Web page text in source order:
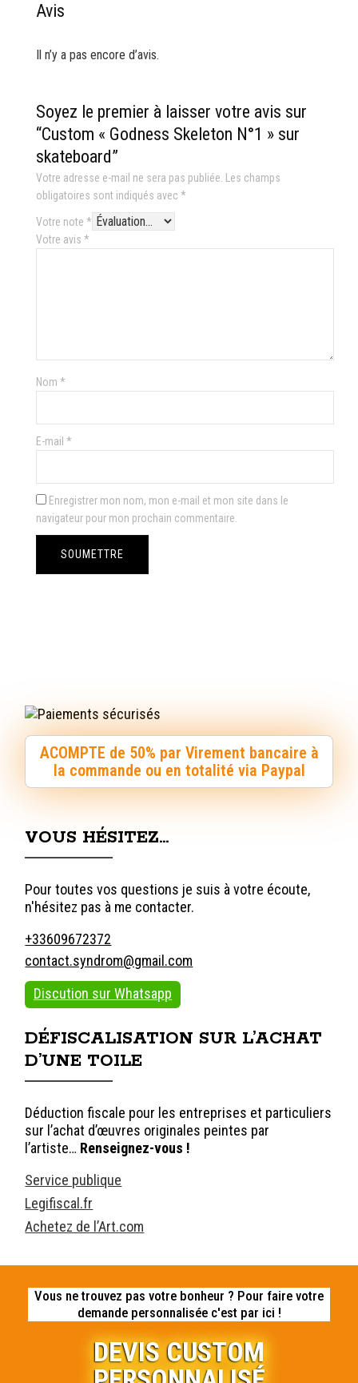
Avis
Il n’y a pas encore d’avis.
Soyez le premier à laisser votre avis sur
“Custom « Godness Skeleton N°1 » sur
skateboard”
Votre adresse e-mail ne sera pas publiée. Les champs
obligatoires sont indiqués avec *
Votre note *
Votre avis *
Nom *
E-mail *
Enregistrer mon nom, mon e-mail et mon site dans le
navigateur pour mon prochain commentaire.
ACOMPTE de 50% par Virement bancaire à
la commande ou en totalité via Paypal
VOUS HÉSITEZ…
Pour toutes vos questions je suis à votre écoute,
n'hésitez pas à me contacter.
+33609672372
contact.syndrom@gmail.com
Discution sur Whatsapp
DÉFISCALISATION SUR L’ACHAT
D’UNE TOILE
Déduction fiscale pour les entreprises et particuliers
sur l’achat d’œuvres originales peintes par
l’artiste… Renseignez-vous !
Service publique
Legifiscal.fr
Achetez de l’Art.com
Vous ne trouvez pas votre bonheur ? Pour faire votre
demande personnalisée c'est par ici !
DEVIS CUSTOM